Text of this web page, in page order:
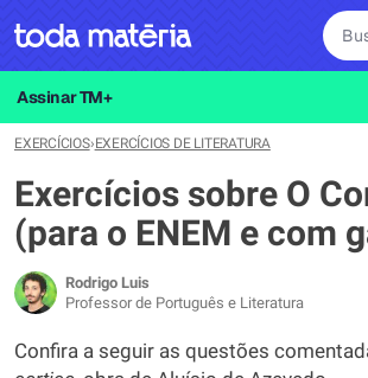
Assinar TM+
EXERCÍCIOS›EXERCÍCIOS DE LITERATURA
Exercícios sobre O
(para o ENEM e com
Rodrigo Luis
Professor de Português e Literatura
Confira a seguir as questões